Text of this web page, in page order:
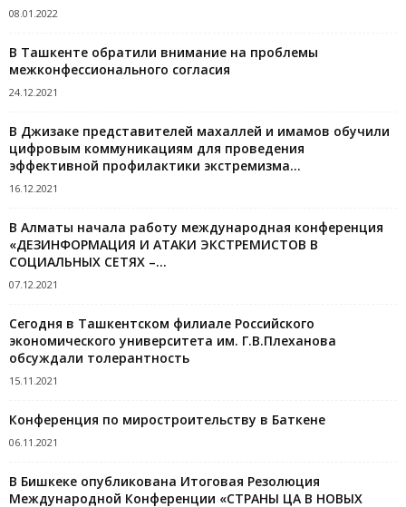
08.01.2022
В Ташкенте обратили внимание на проблемы
межконфессионального согласия
24.12.2021
В Джизаке представителей махаллей и имамов обучили
цифровым коммуникациям для проведения
эффективной профилактики экстремизма...
16.12.2021
В Алматы начала работу международная конференция
«ДЕЗИНФОРМАЦИЯ И АТАКИ ЭКСТРЕМИСТОВ В
СОЦИАЛЬНЫХ СЕТЯХ –...
07.12.2021
Сегодня в Ташкентском филиале Российского
экономического университета им. Г.В.Плеханова
обсуждали толерантность
15.11.2021
Конференция по миростроительству в Баткене
06.11.2021
В Бишкеке опубликована Итоговая Резолюция
Международной Конференции «СТРАНЫ ЦА В НОВЫХ